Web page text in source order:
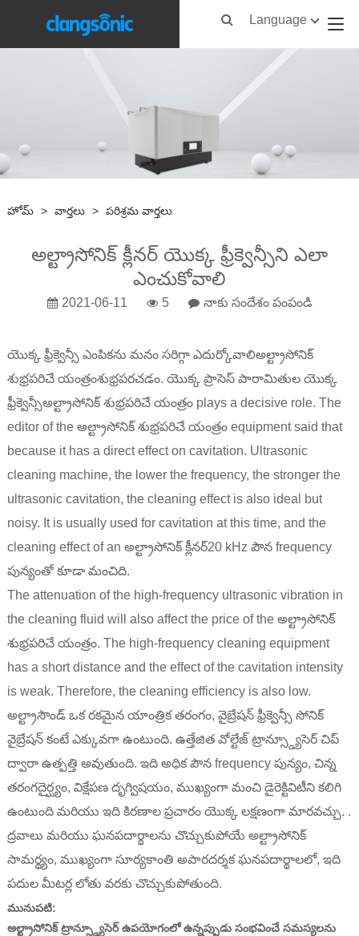
Language
హోమ్ > వార్తలు > పరిశ్రమ వార్తలు
అల్ట్రాసోనిక్ క్లీనర్ యొక్క ఫ్రీక్వెన్సీని ఎలా
ఎంచుకోవాలి
2021-06-11 5 నాకు సందేశం పంపండి
యొక్క ఫ్రీక్వెన్సీ ఎంపికను మనం సరిగ్గా ఎదుర్కోవాలిఅల్ట్రాసోనిక్
శుభ్రపరిచే యంత్రంశుభ్రపరచడం. యొక్క ప్రాసెస్ పారామితుల యొక్క
ఫ్రీక్వెన్సీఅల్ట్రాసోనిక్ శుభ్రపరిచే యంత్రంplays a decisive role. The
editor of the అల్ట్రాసోనిక్ శుభ్రపరిచే యంత్రం equipment said that
because it has a direct effect on cavitation. Ultrasonic
cleaning machine, the lower the frequency, the stronger the
ultrasonic cavitation, the cleaning effect is also ideal but
noisy. It is usually used for cavitation at this time, and the
cleaning effect of an అల్ట్రాసోనిక్ క్లీనర్20 kHz పౌన frequency
పున్యంతో కూడా మంచిది.
The attenuation of the high-frequency ultrasonic vibration in
the cleaning fluid will also affect the price of the అల్ట్రాసోనిక్
శుభ్రపరిచే యంత్రం. The high-frequency cleaning equipment
has a short distance and the effect of the cavitation intensity
is weak. Therefore, the cleaning efficiency is also low.
అల్ట్రాసౌండ్ ఒక రకమైన యాంత్రిక తరంగం, వైబ్రేషన్ ఫ్రీక్వెన్సీ సోనిక్
వైబ్రేషన్ కంటే ఎక్కువగా ఉంటుంది. ఉత్తేజిత వోల్టేజ్ ట్రాన్స్డ్యూసెర్ చిప్
ద్వారా ఉత్పత్తి అవుతుంది. ఇది అధిక పౌన frequency పున్యం, చిన్న
తరంగదైర్ఘ్యం, విక్షేపణ దృగ్విషయం, ముఖ్యంగా మంచి డైరెక్టివిటీని కలిగి
ఉంటుంది మరియు ఇది కిరణాల ప్రచారం యొక్క లక్షణంగా మారవచ్చు. .
ద్రవాలు మరియు ఘనపదార్థాలను చొచ్చుకుపోయే అల్ట్రాసోనిక్
సామర్థ్యం, ​​ముఖ్యంగా సూర్యకాంతి అపారదర్శక ఘనపదార్థాలలో, ఇది
పదుల మీటర్ల లోతు వరకు చొచ్చుకుపోతుంది.
మునుపటి:
అల్ట్రాసోనిక్ ట్రాన్స్డ్యూసెర్ ఉపయోగంలో ఉన్నప్పుడు సంభవించే సమస్యలను